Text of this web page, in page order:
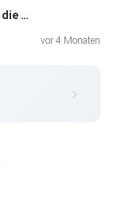
#69 Aphasie: Wer bin ich, wenn mir die Worte fehlen?
vor 4 Monaten